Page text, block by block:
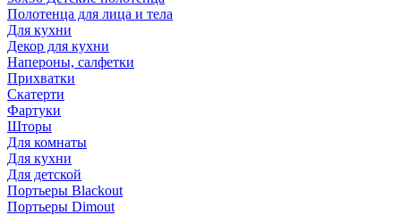
Полотенца для лица и тела
Для кухни
Декор для кухни
Напероны, салфетки
Прихватки
Скатерти
Фартуки
Шторы
Для комнаты
Для кухни
Для детской
Портьеры Blackout
Портьеры Dimout